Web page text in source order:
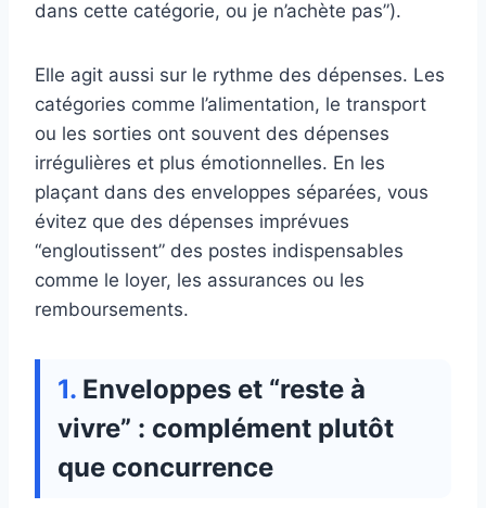
dans cette catégorie, ou je n’achète pas”).
Elle agit aussi sur le rythme des dépenses. Les
catégories comme l’alimentation, le transport
ou les sorties ont souvent des dépenses
irrégulières et plus émotionnelles. En les
plaçant dans des enveloppes séparées, vous
évitez que des dépenses imprévues
“engloutissent” des postes indispensables
comme le loyer, les assurances ou les
remboursements.
Enveloppes et “reste à
vivre” : complément plutôt
que concurrence